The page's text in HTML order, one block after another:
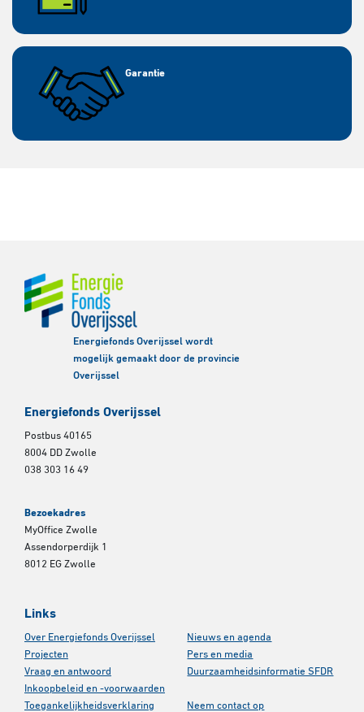
Garantie
Energiefonds Overijssel wordt
mogelijk gemaakt door de provincie
Overijssel
Energiefonds Overijssel
Postbus 40165
8004 DD Zwolle
038 303 16 49
Bezoekadres
MyOffice Zwolle
Assendorperdijk 1
8012 EG Zwolle
Links
Over Energiefonds Overijssel
Nieuws en agenda
Projecten
Pers en media
Vraag en antwoord
Duurzaamheidsinformatie SFDR
Inkoopbeleid en -voorwaarden
Toegankelijkheidsverklaring
Neem contact op